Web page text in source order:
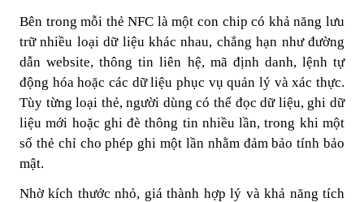
Bên trong mỗi thẻ NFC là một con chip có khả năng lưu
trữ nhiều loại dữ liệu khác nhau, chẳng hạn như đường
dẫn website, thông tin liên hệ, mã định danh, lệnh tự
động hóa hoặc các dữ liệu phục vụ quản lý và xác thực.
Tùy từng loại thẻ, người dùng có thể đọc dữ liệu, ghi dữ
liệu mới hoặc ghi đè thông tin nhiều lần, trong khi một
số thẻ chỉ cho phép ghi một lần nhằm đảm bảo tính bảo
mật.
Nhờ kích thước nhỏ, giá thành hợp lý và khả năng tích